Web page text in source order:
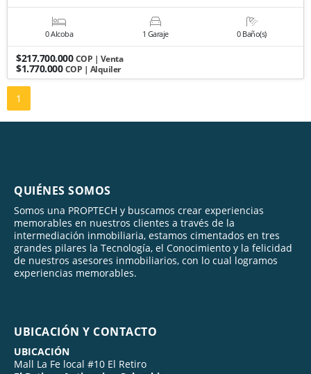
0 Alcoba 1 Garaje 0 Baño(s)
$217.700.000COP | Venta
$1.770.000COP | Alquiler
1
QUIÉNES SOMOS
Somos una PROPTECH y buscamos crear experiencias
memorables en nuestros clientes a través de la
intermediación inmobiliaria, estamos cimentados en tres
grandes pilares la Tecnología, el Conocimiento y la felicidad
de nuestros asesores inmobiliarios, con lo cual logramos
experiencias memorables.
UBICACIÓN Y CONTACTO
UBICACIÓN
Mall La Fe local #10 El Retiro